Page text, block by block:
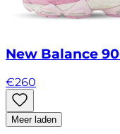
New Balance
€260
Meer laden